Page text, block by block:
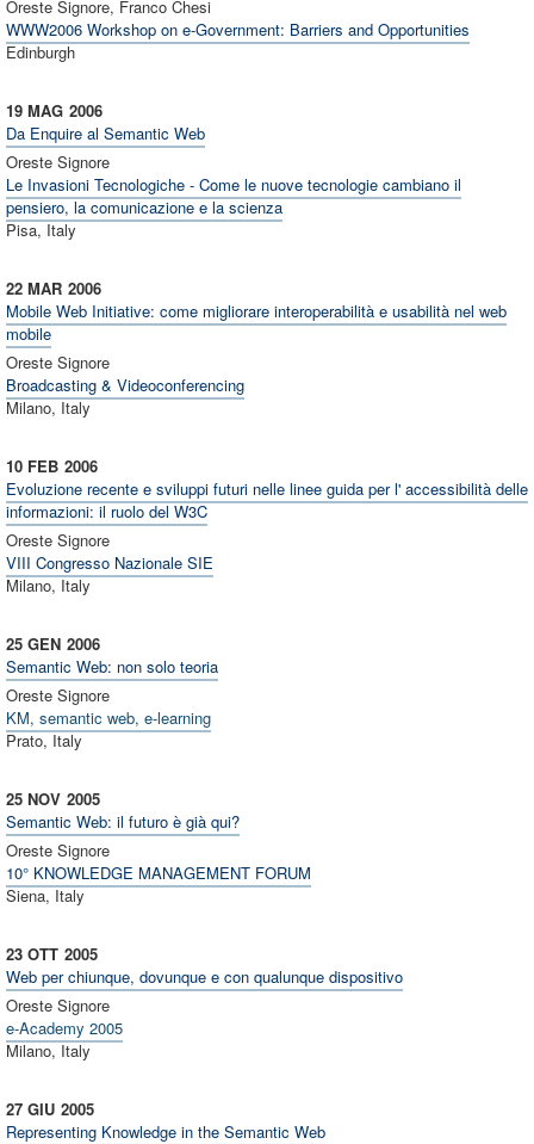
Oreste Signore, Franco Chesi
WWW2006 Workshop on e-Government: Barriers and Opportunities
Edinburgh
2006
19 MAG
Da Enquire al Semantic Web
Oreste Signore
Le Invasioni Tecnologiche - Come le nuove tecnologie cambiano il
pensiero, la comunicazione e la scienza
Pisa, Italy
2006
22 MAR
Mobile Web Initiative: come migliorare interoperabilità e usabilità nel web
mobile
Oreste Signore
Broadcasting & Videoconferencing
Milano, Italy
2006
10 FEB
Evoluzione recente e sviluppi futuri nelle linee guida per l' accessibilità delle
informazioni: il ruolo del W3C
Oreste Signore
VIII Congresso Nazionale SIE
Milano, Italy
2006
25 GEN
Semantic Web: non solo teoria
Oreste Signore
KM, semantic web, e-learning
Prato, Italy
2005
25 NOV
Semantic Web: il futuro è già qui?
Oreste Signore
10° KNOWLEDGE MANAGEMENT FORUM
Siena, Italy
2005
23 OTT
Web per chiunque, dovunque e con qualunque dispositivo
Oreste Signore
e-Academy 2005
Milano, Italy
2005
27 GIU
Representing Knowledge in the Semantic Web